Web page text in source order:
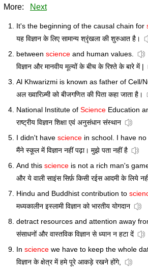
More: Next
It's the beginning of the causal chain for
यह विज्ञान के लिए सामान्य श्रृंखला की शुरुआत है।
between science and human values.
विज्ञान और मानवीय मूल्यों के बीच के रिश्ते के बारे में |
Al Khwarizmi is known as father of Cell/
अल ख्वारिज़्मी को बीजगणित की पिता कहा जाता है।
National Institute of Science Education
राष्ट्रीय विज्ञान शिक्षा एवं अनुसंधान संस्थान
I didn't have science in school. I have
मैंने स्कूल में विज्ञान नहीं पढ़ा। मुझे पता नहीं है
And this science is not a rich man's
और ये वाली साइंस सिर्फ़ किसी रईस आदमी के लिये
Hindu and Buddhist contribution to
मध्यकालीन इस्लामी विज्ञान को भारतीय योगदान
detract resources and attention away
संसाधनों और वास्तविक विज्ञान से ध्यान न हटा दें
In science we have to keep the whole
विज्ञान के क्षेत्र में हमे पूरे आकड़े रखने होंगे,